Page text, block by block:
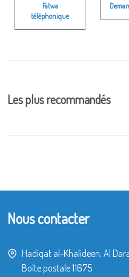
Fatwa
téléphonique
Les plus recommandés
Nous contacter
Hadiqat al-Khalideen, Al
Boîte postale 11675